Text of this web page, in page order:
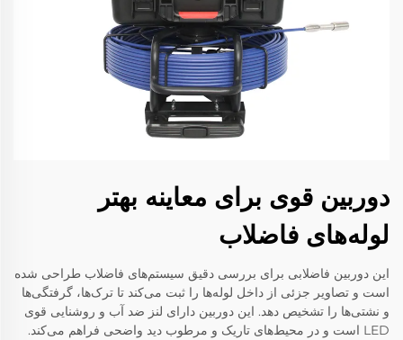
دوربین قوی برای معاینه بهتر
لوله‌های فاضلاب
این دوربین فاضلابی برای بررسی دقیق سیستم‌های فاضلاب طراحی شده
است و تصاویر جزئی از داخل لوله‌ها را ثبت می‌کند تا ترک‌ها، گرفتگی‌ها
و نشتی‌ها را تشخیص دهد. این دوربین دارای لنز ضد آب و روشنایی قوی
LED است و در محیط‌های تاریک و مرطوب دید واضحی فراهم می‌کند.